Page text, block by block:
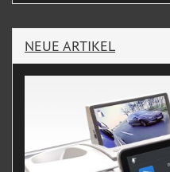
NEUE ARTIKEL